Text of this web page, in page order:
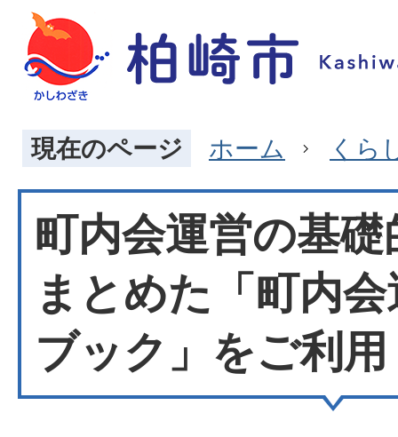
現在のページ ホーム くら
町内会運営の基
まとめた「町内
ブック」をご利